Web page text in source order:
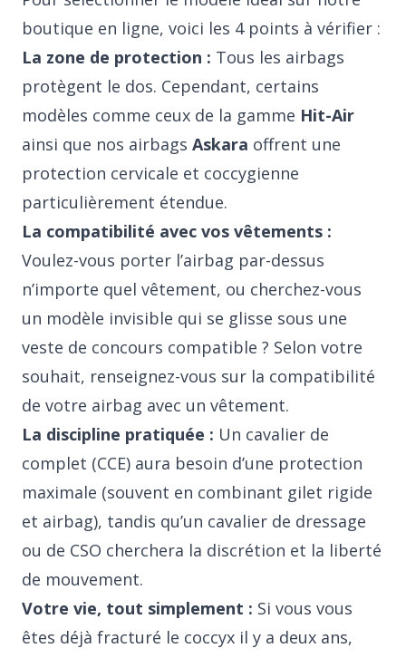
boutique en ligne, voici les 4 points à vérifier :
La zone de protection : Tous les airbags
protègent le dos. Cependant, certains
modèles comme ceux de la gamme Hit-Air
ainsi que nos airbags Askara offrent une
protection cervicale et coccygienne
particulièrement étendue.
La compatibilité avec vos vêtements :
Voulez-vous porter l’airbag par-dessus
n’importe quel vêtement, ou cherchez-vous
un modèle invisible qui se glisse sous une
veste de concours compatible ? Selon votre
souhait, renseignez-vous sur la compatibilité
de votre airbag avec un vêtement.
La discipline pratiquée : Un cavalier de
complet (CCE) aura besoin d’une protection
maximale (souvent en combinant gilet rigide
et airbag), tandis qu’un cavalier de dressage
ou de CSO cherchera la discrétion et la liberté
de mouvement.
Votre vie, tout simplement : Si vous vous
êtes déjà fracturé le coccyx il y a deux ans,